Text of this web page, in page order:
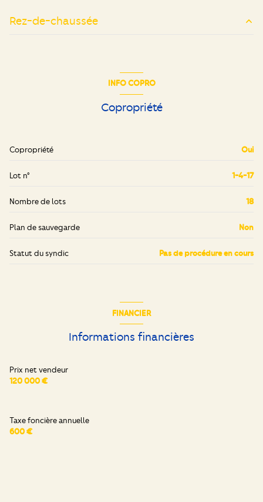
Rez-de-chaussée
INFO COPRO
Copropriété
Copropriété Oui
Lot n° 1-4-17
Nombre de lots 18
Plan de sauvegarde Non
Statut du syndic Pas de procédure en cours
FINANCIER
Informations financières
Prix net vendeur
120 000 €
Taxe foncière annuelle
600 €